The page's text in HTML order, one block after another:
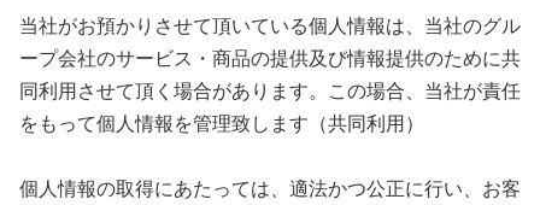
当社がお預かりさせて頂いている個人情報は、当社のグル
ープ会社のサービス・商品の提供及び情報提供のために共
同利用させて頂く場合があります。この場合、当社が責任
をもって個人情報を管理致します（共同利用）
個人情報の取得にあたっては、適法かつ公正に行い、お客